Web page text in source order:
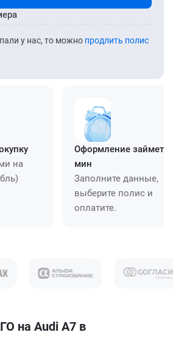
у нас, то можно продлить полис
на
Оформление займет
мин
Заполните данные,
выберите полис и
оплатите.
на Audi A7 в